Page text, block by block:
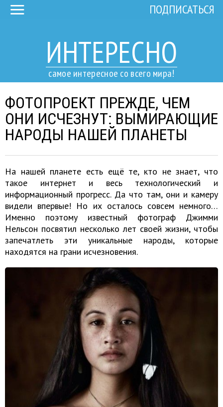
ИНТЕРЕСНО
самое интересное со всего мира!
ПОДПИСАТЬСЯ
ФОТОПРОЕКТ ПРЕЖДЕ, ЧЕМ
ОНИ ИСЧЕЗНУТ: ВЫМИРАЮЩИЕ
НАРОДЫ НАШЕЙ ПЛАНЕТЫ
На нашей планете есть ещё те, кто не знает, что
такое интернет и весь технологический и
информационный прогресс. Да что там, они и камеру
видели впервые! Но их осталось совсем немного…
Именно поэтому известный фотограф Джимми
Нельсон посвятил несколько лет своей жизни, чтобы
запечатлеть эти уникальные народы, которые
находятся на грани исчезновения.